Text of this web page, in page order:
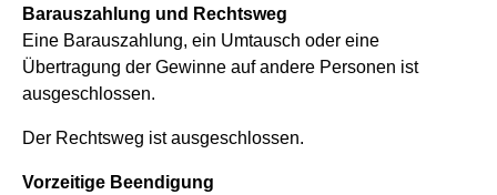
Barauszahlung und Rechtsweg
Eine Barauszahlung, ein Umtausch oder eine
Übertragung der Gewinne auf andere Personen ist
ausgeschlossen.
Der Rechtsweg ist ausgeschlossen.
Vorzeitige Beendigung